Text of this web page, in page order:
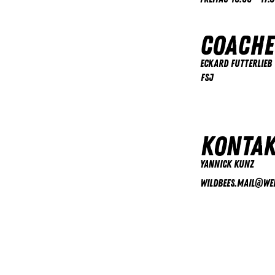
Eckard Futterlieb
FSJ
Yannick Kunz